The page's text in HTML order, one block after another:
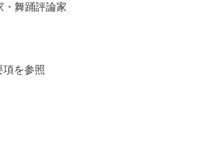
・舞踊評論家
項を参照